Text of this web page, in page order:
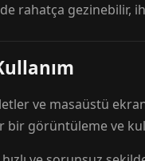
rahatça
ve masaüstü
bir görüntüleme ve